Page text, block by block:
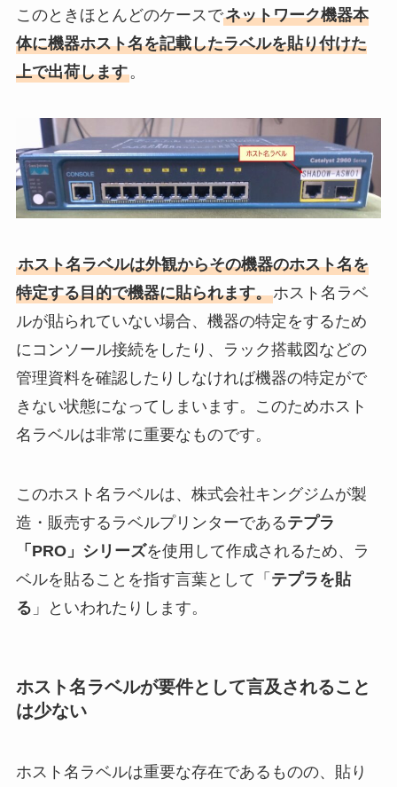
このときほとんどのケースでネットワーク機器本
体に機器ホスト名を記載したラベルを貼り付けた
上で出荷します。
ホスト名ラベルは外観からその機器のホスト名を
特定する目的で機器に貼られます。ホスト名ラベ
ルが貼られていない場合、機器の特定をするため
にコンソール接続をしたり、ラック搭載図などの
管理資料を確認したりしなければ機器の特定がで
きない状態になってしまいます。このためホスト
名ラベルは非常に重要なものです。
このホスト名ラベルは、株式会社キングジムが製
造・販売するラベルプリンターであるテプラ
「PRO」シリーズを使用して作成されるため、ラ
ベルを貼ることを指す言葉として「 テプラを貼
る 」といわれたりします。
ホスト名ラベルが要件として言及されること
は少ない
ホスト名ラベルは重要な存在であるものの、貼り